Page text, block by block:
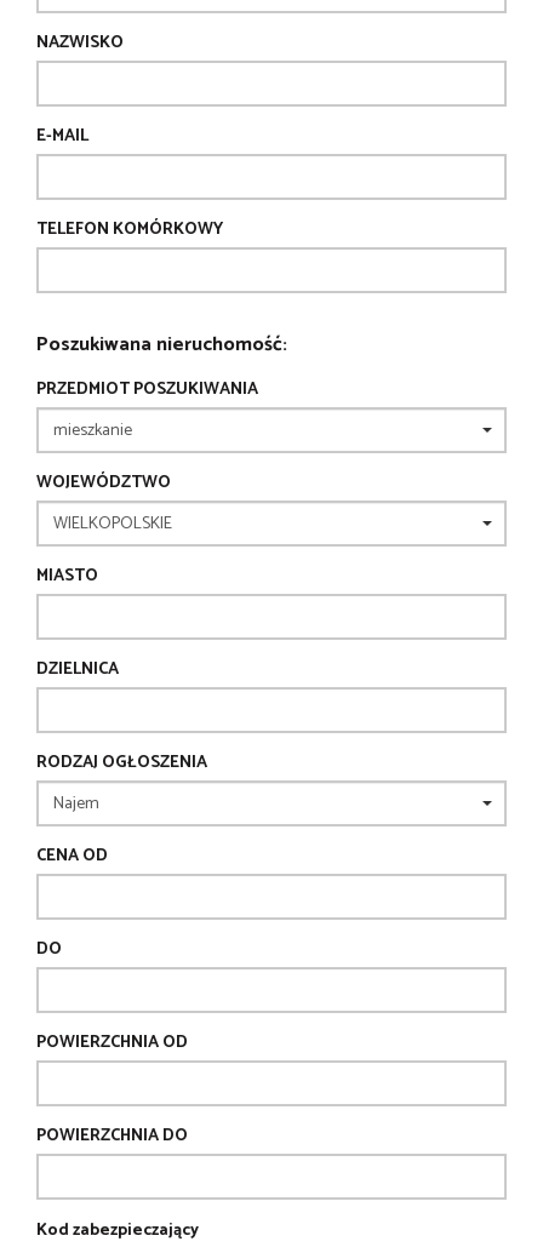
NAZWISKO
E-MAIL
TELEFON KOMÓRKOWY
Poszukiwana nieruchomość:
PRZEDMIOT POSZUKIWANIA
WOJEWÓDZTWO
MIASTO
DZIELNICA
RODZAJ OGŁOSZENIA
CENA OD
DO
POWIERZCHNIA OD
POWIERZCHNIA DO
Kod zabezpieczający